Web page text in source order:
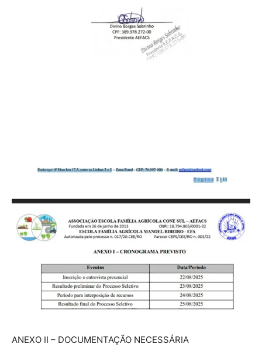
ANEXO II – DOCUMENTAÇÃO NECESSÁRIA